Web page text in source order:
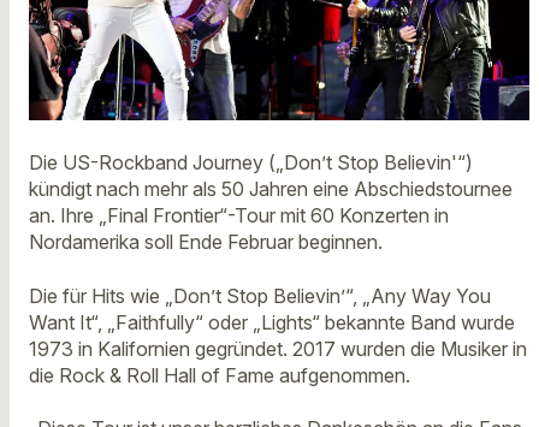
Die US-Rockband Journey („Don’t Stop Believin'“)
kündigt nach mehr als 50 Jahren eine Abschiedstournee
an. Ihre „Final Frontier“-Tour mit 60 Konzerten in
Nordamerika soll Ende Februar beginnen.
Die für Hits wie „Don’t Stop Believin’“, „Any Way You
Want It“, „Faithfully“ oder „Lights“ bekannte Band wurde
1973 in Kalifornien gegründet. 2017 wurden die Musiker in
die Rock & Roll Hall of Fame aufgenommen.